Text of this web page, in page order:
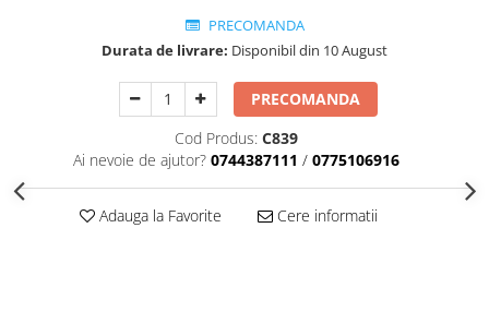
PRECOMANDA
Durata de livrare: Disponibil din 10 August
PRECOMANDA
Cod Produs: C839
Ai nevoie de ajutor? 0744387111 / 0775106916
Adauga la Favorite Cere informatii